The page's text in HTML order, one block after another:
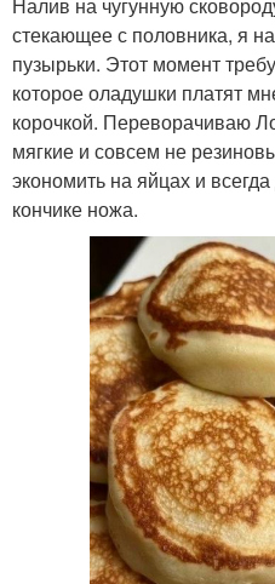
Налив на чугунную
стекающее с половника, я
пузырьки. Этот момент
которое оладушки платят
корочкой. Переворачиваю
мягкие и совсем не
экономить на яйцах и
кончике ножа.